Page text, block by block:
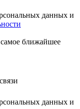
данных и
ближайшее
данных и